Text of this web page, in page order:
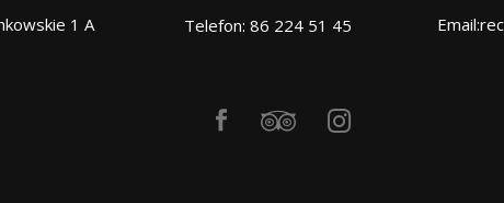
1 A Telefon: 86 224 51 45